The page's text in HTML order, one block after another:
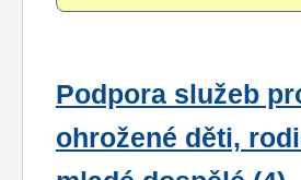
Podpora služeb
ohrožené děti,